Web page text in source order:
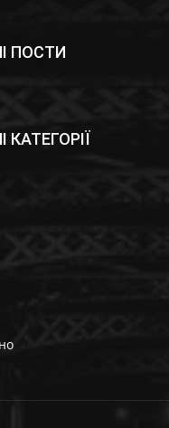
ПОСТИ
КАТЕГОРІЇ